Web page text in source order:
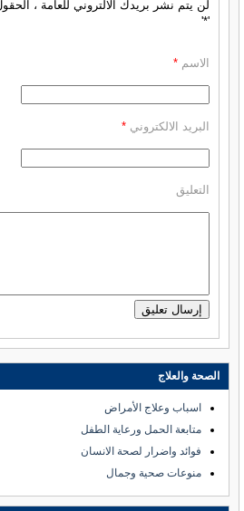
لن يتم نشر بريدك الالتروني للعامة ،
'*'
الاسم *
البريد الالكتروني *
التعليق
الصحة والعلاج
اسباب وعلاج الأمراض
متابعة الحمل ورعاية الطفل
فوائد واضرار لصحة الانسان
منوعات صحية وجمال